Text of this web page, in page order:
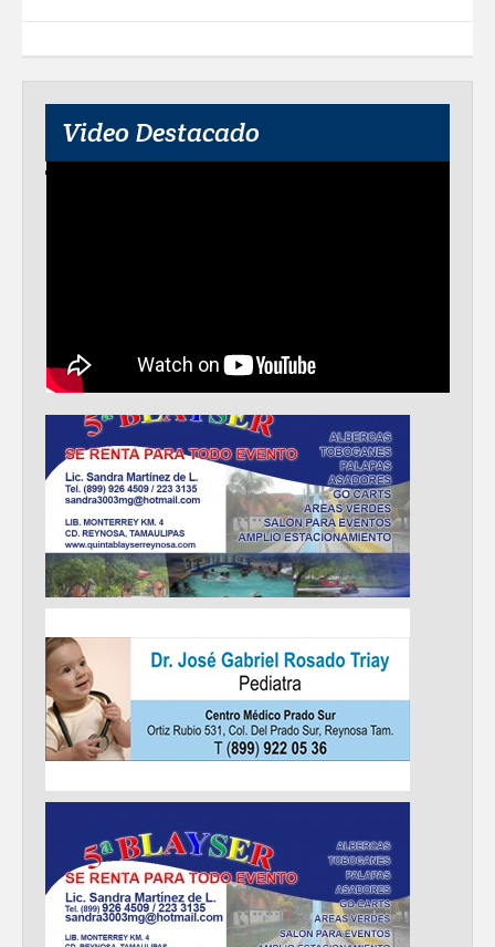
Alcalá con programa Subsidio del Agua
Video Destacado